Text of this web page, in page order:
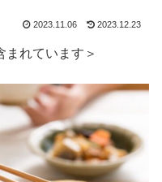
2023.11.06 2023.12.23
まれています＞